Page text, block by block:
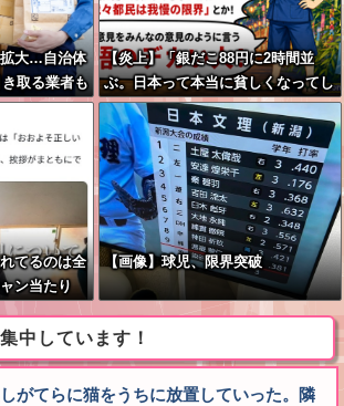
拡大…自治体
取る業者も
【炎上】「銀だこ88円に2時間並
ぶ。日本って本当に貧しくなってし
まったんだな…」 ネット「祭りに
参加してるだけでなんでこんなこと
言われなあかんの」
てるのは全
ン当たり
できない
【画像】球児、限界突破
中しています！
がてらに猫をうちに放置していった。隣